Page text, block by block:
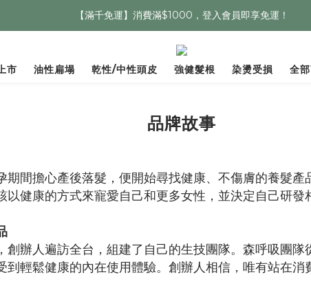
【滿千免運】消費滿$1000，登入會員即享免運！
市 油性扁塌 乾性/中性頭皮 強健髮根 染燙受損 全
品牌故事
期間擔心產後落髮，便開始尋找健康、不傷膚的養髮
健康的方式來寵愛自己和更多女性，並決定自己研發
創辦人遍訪全台，組建了自己的生技團隊。森呼吸團
到輕鬆健康的內在使用體驗。創辦人相信，唯有站在